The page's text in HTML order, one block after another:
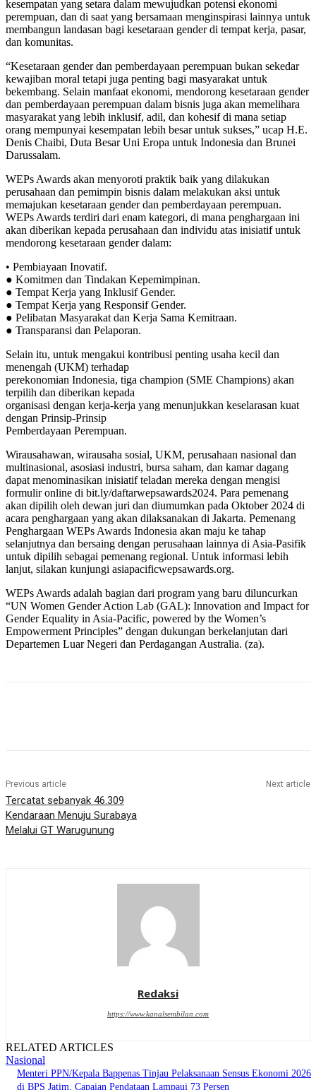
kesempatan yang setara dalam mewujudkan potensi ekonomi
perempuan, dan di saat yang bersamaan menginspirasi lainnya untuk
membangun landasan bagi kesetaraan gender di tempat kerja, pasar,
dan komunitas.
“Kesetaraan gender dan pemberdayaan perempuan bukan sekedar
kewajiban moral tetapi juga penting bagi masyarakat untuk
bekembang. Selain manfaat ekonomi, mendorong kesetaraan gender
dan pemberdayaan perempuan dalam bisnis juga akan memelihara
masyarakat yang lebih inklusif, adil, dan kohesif di mana setiap
orang mempunyai kesempatan lebih besar untuk sukses,” ucap H.E.
Denis Chaibi, Duta Besar Uni Eropa untuk Indonesia dan Brunei
Darussalam.
WEPs Awards akan menyoroti praktik baik yang dilakukan
perusahaan dan pemimpin bisnis dalam melakukan aksi untuk
memajukan kesetaraan gender dan pemberdayaan perempuan.
WEPs Awards terdiri dari enam kategori, di mana penghargaan ini
akan diberikan kepada perusahaan dan individu atas inisiatif untuk
mendorong kesetaraan gender dalam:
• Pembiayaan Inovatif.
● Komitmen dan Tindakan Kepemimpinan.
● Tempat Kerja yang Inklusif Gender.
● Tempat Kerja yang Responsif Gender.
● Pelibatan Masyarakat dan Kerja Sama Kemitraan.
● Transparansi dan Pelaporan.
Selain itu, untuk mengakui kontribusi penting usaha kecil dan
menengah (UKM) terhadap
perekonomian Indonesia, tiga champion (SME Champions) akan
terpilih dan diberikan kepada
organisasi dengan kerja-kerja yang menunjukkan keselarasan kuat
dengan Prinsip-Prinsip
Pemberdayaan Perempuan.
Wirausahawan, wirausaha sosial, UKM, perusahaan nasional dan
multinasional, asosiasi industri, bursa saham, dan kamar dagang
dapat menominasikan inisiatif teladan mereka dengan mengisi
formulir online di bit.ly/daftarwepsawards2024. Para pemenang
akan dipilih oleh dewan juri dan diumumkan pada Oktober 2024 di
acara penghargaan yang akan dilaksanakan di Jakarta. Pemenang
Penghargaan WEPs Awards Indonesia akan maju ke tahap
selanjutnya dan bersaing dengan perusahaan lainnya di Asia-Pasifik
untuk dipilih sebagai pemenang regional. Untuk informasi lebih
lanjut, silakan kunjungi asiapacificwepsawards.org.
WEPs Awards adalah bagian dari program yang baru diluncurkan
“UN Women Gender Action Lab (GAL): Innovation and Impact for
Gender Equality in Asia-Pacific, powered by the Women’s
Empowerment Principles” dengan dukungan berkelanjutan dari
Departemen Luar Negeri dan Perdagangan Australia. (za).
Previous article
Tercatat sebanyak 46.309
Kendaraan Menuju Surabaya
Melalui GT Warugunung
Next article
Redaksi
https://www.kanalsembilan.com
RELATED ARTICLES
Nasional
Menteri PPN/Kepala Bappenas Tinjau Pelaksanaan Sensus Ekonomi 2026
di BPS Jatim, Capaian Pendataan Lampaui 73 Persen